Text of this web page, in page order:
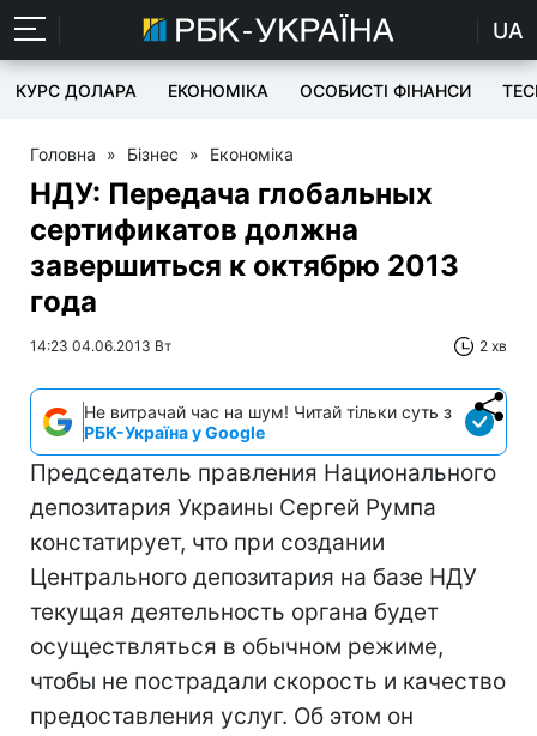
UA
КУРС ДОЛАРА ЕКОНОМІКА ОСОБИСТІ ФІНАНСИ
Головна » Бізнес » Економіка
НДУ: Передача глобальных
сертификатов должна
завершиться к октябрю 2013
года
14:23 04.06.2013 Вт 2 хв
Не витрачай час на шум! Читай тільки суть з
РБК-Україна у Google
Председатель правления Национального
депозитария Украины Сергей Румпа
констатирует, что при создании
Центрального депозитария на базе НДУ
текущая деятельность органа будет
осуществляться в обычном режиме,
чтобы не пострадали скорость и качество
предоставления услуг. Об этом он